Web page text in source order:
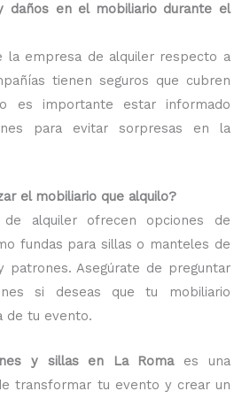
daños en el mobiliario durante el
la empresa de alquiler respecto a
tienen seguros que cubren
es importante estar informado
para evitar sorpresas en la
el mobiliario que alquilo?
de alquiler ofrecen opciones de
fundas para sillas o manteles de
patrones. Asegúrate de preguntar
si deseas que tu mobiliario
de tu evento.
y sillas en La Roma es una
transformar tu evento y crear un